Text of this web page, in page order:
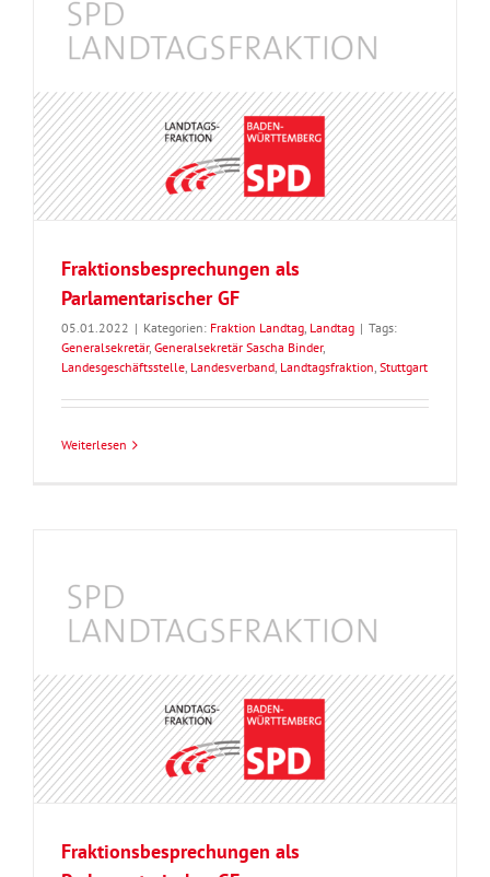
Fraktionsbesprechungen als
Parlamentarischer GF
05.01.2022 | Kategorien: Fraktion Landtag, Landtag | Tags:
Generalsekretär, Generalsekretär Sascha Binder,
Landesgeschäftsstelle, Landesverband, Landtagsfraktion, Stuttgart
Weiterlesen
Fraktionsbesprechungen als